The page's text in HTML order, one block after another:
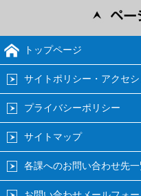
トップページ
サイトポリシー・アクセシ
プライバシーポリシー
サイトマップ
各課へのお問い合わせ先